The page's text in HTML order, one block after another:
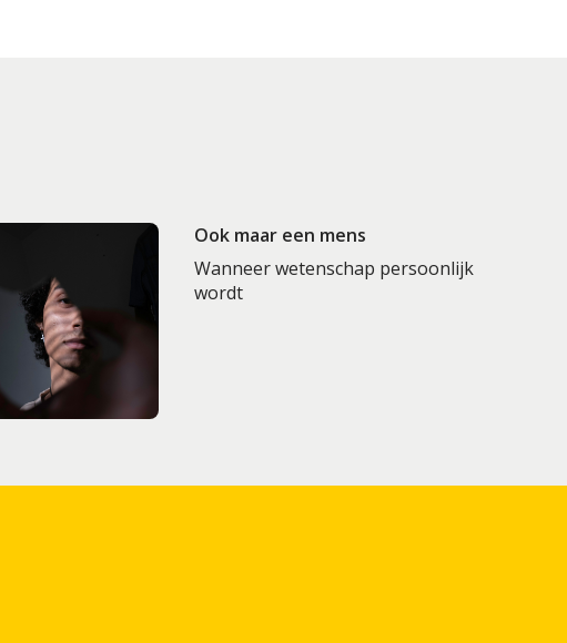
Ook maar een mens
Wanneer wetenschap persoonlijk
wordt